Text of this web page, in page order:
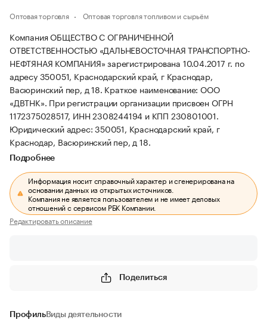
Оптовая торговля Оптовая торговля топливом и сырьём
Компания ОБЩЕСТВО С ОГРАНИЧЕННОЙ
ОТВЕТСТВЕННОСТЬЮ «ДАЛЬНЕВОСТОЧНАЯ ТРАНСПОРТНО-
НЕФТЯНАЯ КОМПАНИЯ» зарегистрирована 10.04.2017 г. по
адресу 350051, Краснодарский край, г Краснодар,
Васюринский пер, д 18. Краткое наименование: ООО
«ДВТНК». При регистрации организации присвоен ОГРН
1172375028517, ИНН 2308244194 и КПП 230801001.
Юридический адрес: 350051, Краснодарский край, г
Краснодар, Васюринский пер, д 18.
Подробнее
Информация носит справочный характер и сгенерирована на
основании данных из открытых источников.
Компания не является пользователем и не имеет деловых
отношений с сервисом РБК Компании.
Редактировать описание
Поделиться
ПрофильВиды деятельности